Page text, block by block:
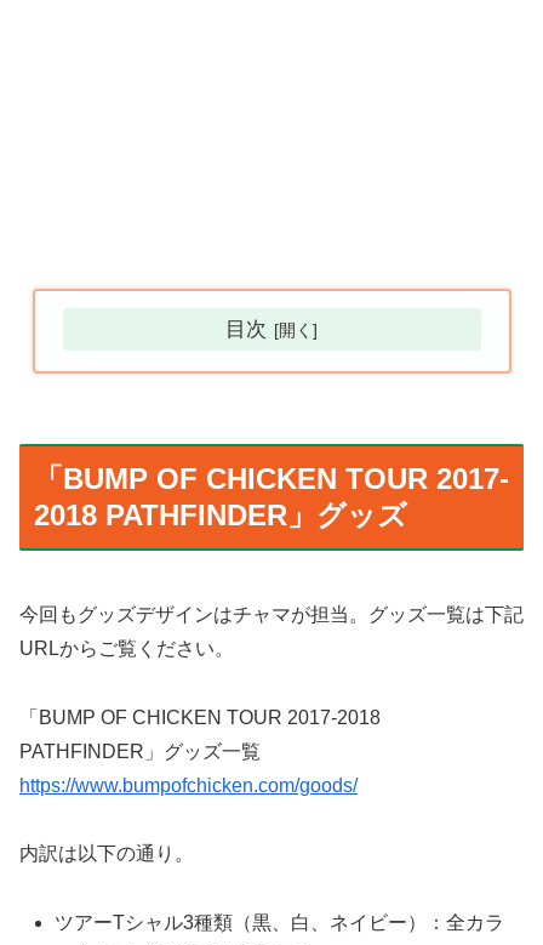
目次
「BUMP OF CHICKEN TOUR 2017-
2018 PATHFINDER」グッズ
今回もグッズデザインはチャマが担当。グッズ一覧は下記
URLからご覧ください。
「BUMP OF CHICKEN TOUR 2017-2018
PATHFINDER」グッズ一覧
https://www.bumpofchicken.com/goods/
内訳は以下の通り。
ツアーTシャル3種類（黒、白、ネイビー）：全カラ